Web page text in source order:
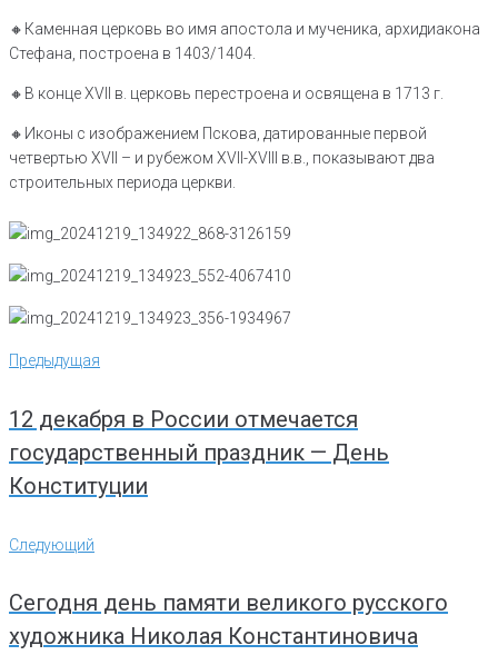
🔸️Каменная церковь во имя апостола и мученика, архидиакона
Стефана, построена в 1403/1404.
🔸️В конце XVII в. церковь перестроена и освящена в 1713 г.
🔸️Иконы с изображением Пскова, датированные первой
четвертью XVII – и рубежом XVII-XVIII в.в., показывают два
строительных периода церкви.
Навигация
по
Предыдущая
Предыдущая
12 декабря в России отмечается
государственный праздник — День
Конституции
Следующий
Следующий
Сегодня день памяти великого русского
художника Николая Константиновича